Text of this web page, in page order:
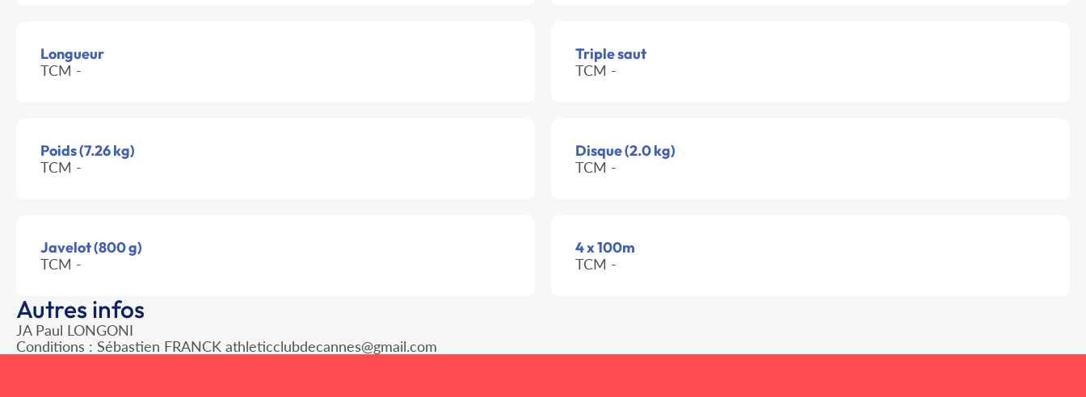
Longueur
TCM -
Triple saut
TCM -
Poids (7.26 kg)
TCM -
Disque (2.0 kg)
TCM -
Javelot (800 g)
TCM -
4 x 100m
TCM -
Autres infos
JA Paul LONGONI
Conditions : Sébastien FRANCK athleticclubdecannes@gmail.com